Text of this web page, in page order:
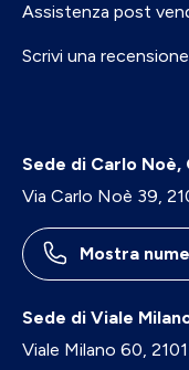
Assistenza post
Scrivi una recensione
Sede di Carlo Noè,
Via Carlo Noè 39,
Mostra
Sede di Viale
Viale Milano 60,